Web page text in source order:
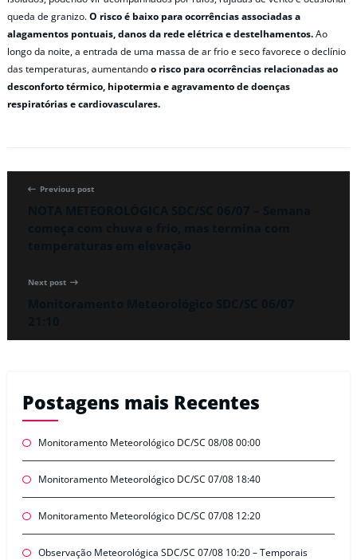
queda de granizo.O risco é baixo para ocorrências associadas a
alagamentos pontuais, danos da rede elétrica e destelhamentos.Ao
longo da noite, a entrada de uma massa de ar frio e seco favorece o declínio
das temperaturas, aumentandoo risco para ocorrências relacionadas ao
desconforto térmico, hipotermia e agravamento de doenças
respiratórias e cardiovasculares.
Previous post
Next post
Postagens mais Recentes
Monitoramento Meteorológico DC/SC 08/08 00:00
Monitoramento Meteorológico DC/SC 07/08 18:40
Monitoramento Meteorológico DC/SC 07/08 12:20
Observação Meteorológica SDC/SC 07/08 10:20 – Temporais